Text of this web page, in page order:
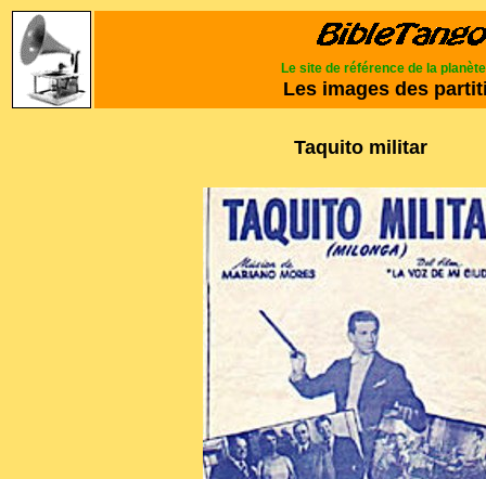
Le site de référence de la
Les images des
Taquito militar